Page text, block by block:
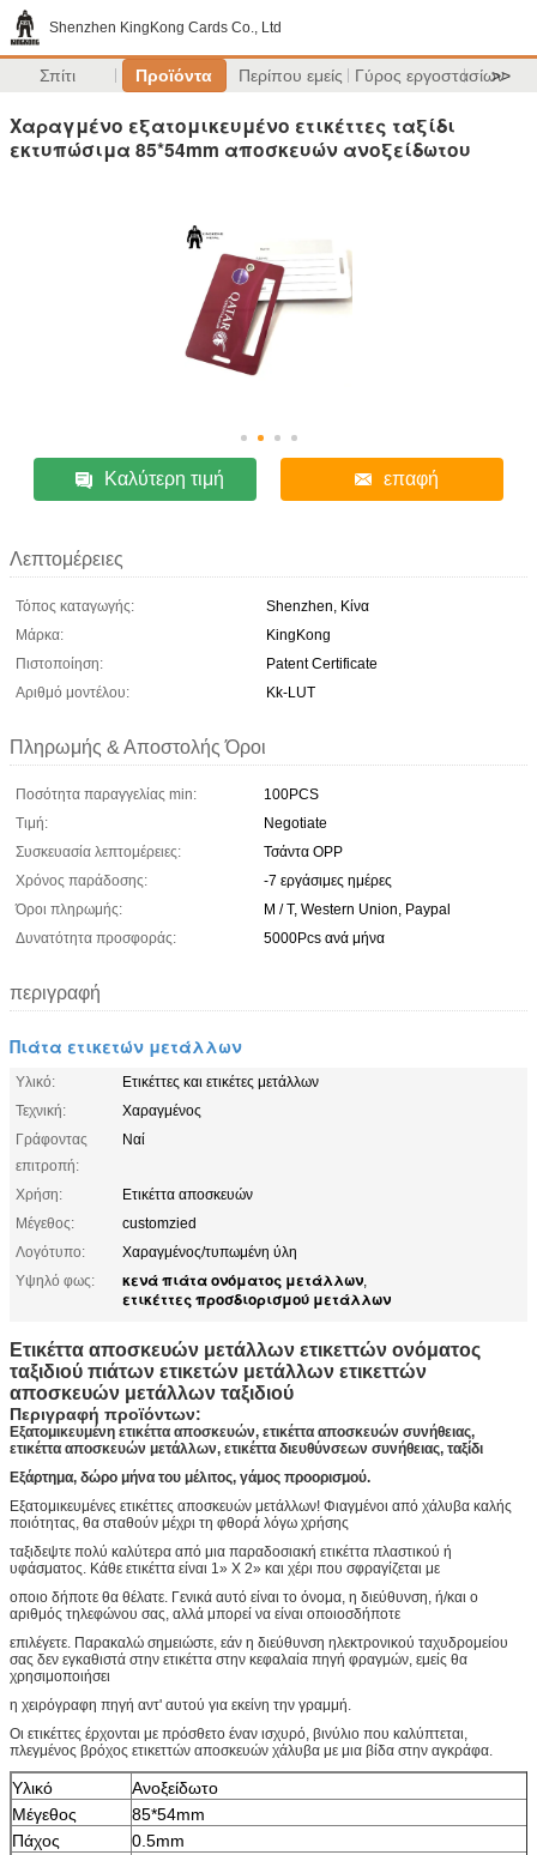
Shenzhen KingKong Cards Co., Ltd
Σπίτι Προϊόντα Περίπου εμείς Γύρος εργοστασίων
>>
Χαραγμένο εξατομικευμένο ετικέττες ταξίδι
εκτυπώσιμα 85*54mm αποσκευών ανοξείδωτου
Καλύτερη τιμή επαφή
Λεπτομέρειες
Τόπος καταγωγής:
Shenzhen, Κίνα
Μάρκα:
KingKong
Πιστοποίηση:
Patent Certificate
Αριθμό μοντέλου:
Kk-LUT
Πληρωμής & Αποστολής Όροι
Ποσότητα παραγγελίας min:
100PCS
Τιμή:
Negotiate
Συσκευασία λεπτομέρειες:
Τσάντα OPP
Χρόνος παράδοσης:
-7 εργάσιμες ημέρες
Όροι πληρωμής:
Μ / Τ, Western Union, Paypal
Δυνατότητα προσφοράς:
5000Pcs ανά μήνα
περιγραφή
Πιάτα ετικετών μετάλλων
Υλικό:
Ετικέττες και ετικέτες μετάλλων
Τεχνική:
Χαραγμένος
Γράφοντας
επιτροπή:
Ναί
Χρήση:
Ετικέττα αποσκευών
Μέγεθος:
customzied
Λογότυπο:
Χαραγμένος/τυπωμένη ύλη
Υψηλό φως:
κενά πιάτα ονόματος μετάλλων,
ετικέττες προσδιορισμού μετάλλων
Ετικέττα αποσκευών μετάλλων ετικεττών ονόματος
ταξιδιού πιάτων ετικετών μετάλλων ετικεττών
αποσκευών μετάλλων ταξιδιού
Περιγραφή προϊόντων:
Εξατομικευμένη ετικέττα αποσκευών, ετικέττα αποσκευών συνήθειας,
ετικέττα αποσκευών μετάλλων, ετικέττα διευθύνσεων συνήθειας, ταξίδι
Εξάρτημα, δώρο μήνα του μέλιτος, γάμος προορισμού.
Εξατομικευμένες ετικέττες αποσκευών μετάλλων! Φιαγμένοι από χάλυβα καλής
ποιότητας, θα σταθούν μέχρι τη φθορά λόγω χρήσης
ταξιδεψτε πολύ καλύτερα από μια παραδοσιακή ετικέττα πλαστικού ή
υφάσματος. Κάθε ετικέττα είναι 1» Χ 2» και χέρι που σφραγίζεται με
οποιο δήποτε θα θέλατε. Γενικά αυτό είναι το όνομα, η διεύθυνση, ή/και ο
αριθμός τηλεφώνου σας, αλλά μπορεί να είναι οποιοσδήποτε
επιλέγετε. Παρακαλώ σημειώστε, εάν η διεύθυνση ηλεκτρονικού ταχυδρομείου
σας δεν εγκαθιστά στην ετικέττα στην κεφαλαία πηγή φραγμών, εμείς θα
χρησιμοποιήσει
η χειρόγραφη πηγή αντ' αυτού για εκείνη την γραμμή.
Οι ετικέττες έρχονται με πρόσθετο έναν ισχυρό, βινύλιο που καλύπτεται,
πλεγμένος βρόχος ετικεττών αποσκευών χάλυβα με μια βίδα στην αγκράφα.
Υλικό
Ανοξείδωτο
Μέγεθος
85*54mm
Πάχος
0.5mm